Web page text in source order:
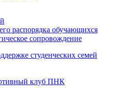
распорядка обучающихся
сопровождение
студенческих семей
клуб ПНК